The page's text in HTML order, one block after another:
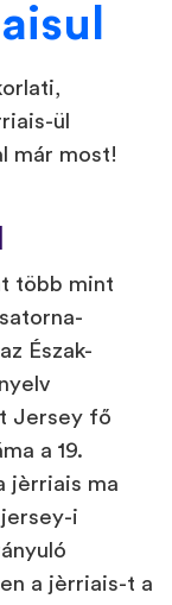
ül
már most!
több mint
Észak-
Jersey fő
a 19.
jèrriais ma
i
a jèrriais-t a